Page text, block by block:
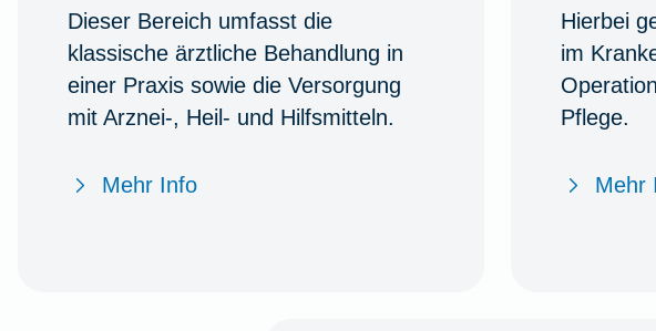
Dieser Bereich umfasst die
klassische ärztliche Behandlung in
einer Praxis sowie die Versorgung
mit Arznei-, Heil- und Hilfsmitteln.
Mehr Info
Hierbei
im
Pflege.
Mehr